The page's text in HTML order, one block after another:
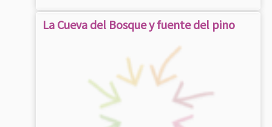
La Cueva del Bosque y fuente del pino